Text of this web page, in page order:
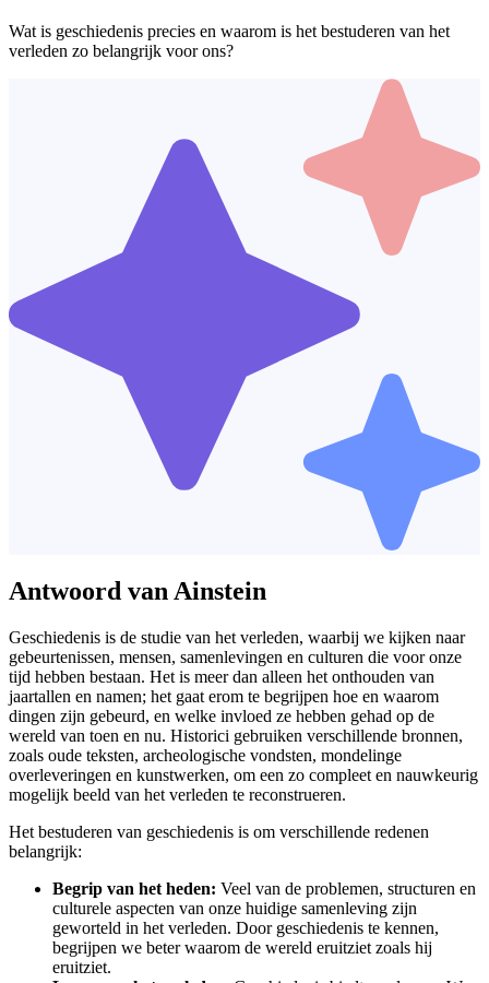
Wat is geschiedenis precies en waarom is het bestuderen van het
verleden zo belangrijk voor ons?
Antwoord van Ainstein
Geschiedenis is de studie van het verleden, waarbij we kijken naar
gebeurtenissen, mensen, samenlevingen en culturen die voor onze
tijd hebben bestaan. Het is meer dan alleen het onthouden van
jaartallen en namen; het gaat erom te begrijpen hoe en waarom
dingen zijn gebeurd, en welke invloed ze hebben gehad op de
wereld van toen en nu. Historici gebruiken verschillende bronnen,
zoals oude teksten, archeologische vondsten, mondelinge
overleveringen en kunstwerken, om een zo compleet en nauwkeurig
mogelijk beeld van het verleden te reconstrueren.
Het bestuderen van geschiedenis is om verschillende redenen
belangrijk:
Begrip van het heden: Veel van de problemen, structuren en
culturele aspecten van onze huidige samenleving zijn
geworteld in het verleden. Door geschiedenis te kennen,
begrijpen we beter waarom de wereld eruitziet zoals hij
eruitziet.